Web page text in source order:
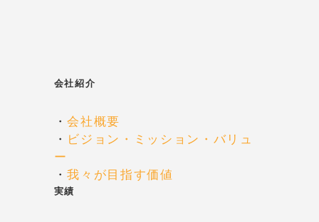
会社紹介
・会社概要
・ ビジョン・ミッション・バリュ
ー
・我々が目指す価値
実績